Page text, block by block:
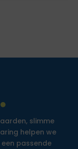
slimme
helpen we
passende